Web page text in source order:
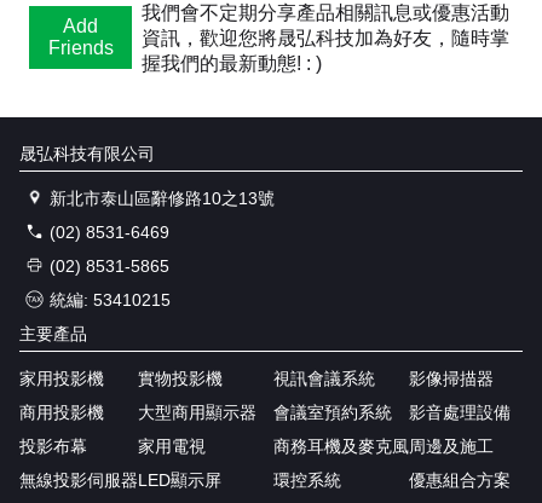
Add
Friends
我們會不定期分享產品相關訊息或優惠活動
資訊，歡迎您將晟弘科技加為好友，隨時掌
握我們的最新動態! : )
晟弘科技有限公司
新北市泰山區辭修路10之13號
(02) 8531-6469
(02) 8531-5865
統編: 53410215
主要產品
家用投影機
商用投影機
投影布幕
無線投影伺服器
實物投影機
大型商用顯示器
家用電視
LED顯示屏
視訊會議系統
會議室預約系統
商務耳機及麥克風
環控系統
影像掃描器
影音處理設備
周邊及施工
優惠組合方案